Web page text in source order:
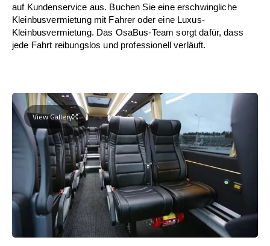
auf Kundenservice aus. Buchen Sie eine erschwingliche
Kleinbusvermietung mit Fahrer oder eine Luxus-
Kleinbusvermietung. Das OsaBus-Team sorgt dafür, dass
jede Fahrt reibungslos und professionell verläuft.
View Gallery